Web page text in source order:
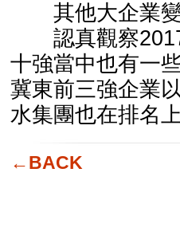
其他大企業
認真觀察2017
十強當中也有一
冀東前三強企業
水集團也在排名
←BACK